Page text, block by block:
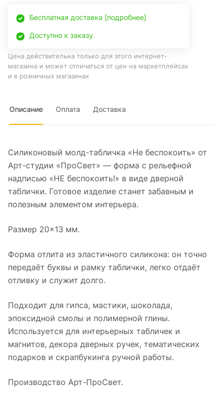
Бесплатная доставка [подробнее]
Доступно к заказу
Цена действительна только для этого интернет-
магазина и может отличаться от цен на маркетплейсах
и в розничных магазинах
Описание Оплата Доставка
Силиконовый молд-табличка «Не беспокоить» от
Арт-студии «ПроСвет» — форма с рельефной
надписью «НЕ беспокоить!» в виде дверной
таблички. Готовое изделие станет забавным и
полезным элементом интерьера.
Размер 20×13 мм.
Форма отлита из эластичного силикона: он точно
передаёт буквы и рамку таблички, легко отдаёт
отливку и служит долго.
Подходит для гипса, мастики, шоколада,
эпоксидной смолы и полимерной глины.
Используется для интерьерных табличек и
магнитов, декора дверных ручек, тематических
подарков и скрапбукинга ручной работы.
Производство Арт-ПроСвет.